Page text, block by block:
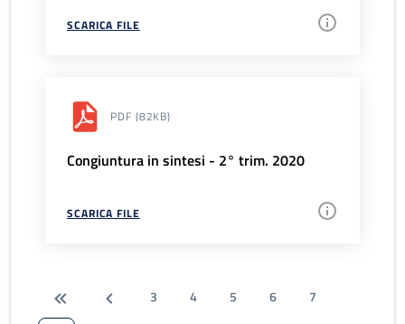
SCARICA FILE
PDF (82KB)
Congiuntura in sintesi - 2° trim. 2020
SCARICA FILE
3 4 5 6
7